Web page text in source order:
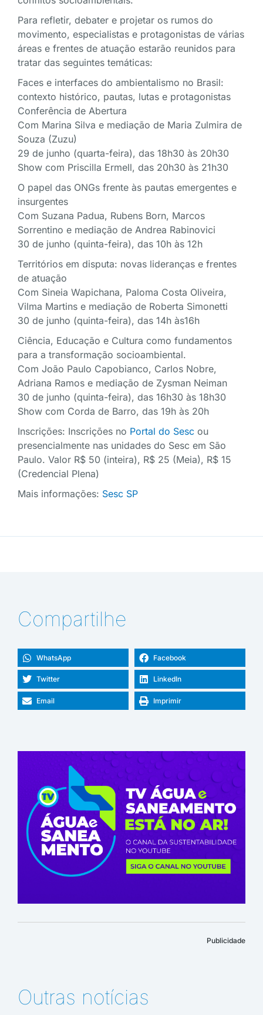
Para refletir, debater e projetar os rumos do
movimento, especialistas e protagonistas de várias
áreas e frentes de atuação estarão reunidos para
tratar das seguintes temáticas:
Faces e interfaces do ambientalismo no Brasil:
contexto histórico, pautas, lutas e protagonistas
Conferência de Abertura
Com Marina Silva e mediação de Maria Zulmira de
Souza (Zuzu)
29 de junho (quarta-feira), das 18h30 às 20h30
Show com Priscilla Ermell, das 20h30 às 21h30
O papel das ONGs frente às pautas emergentes e
insurgentes
Com Suzana Padua, Rubens Born, Marcos
Sorrentino e mediação de Andrea Rabinovici
30 de junho (quinta-feira), das 10h às 12h
Territórios em disputa: novas lideranças e frentes
de atuação
Com Sineia Wapichana, Paloma Costa Oliveira,
Vilma Martins e mediação de Roberta Simonetti
30 de junho (quinta-feira), das 14h às16h
Ciência, Educação e Cultura como fundamentos
para a transformação socioambiental.
Com João Paulo Capobianco, Carlos Nobre,
Adriana Ramos e mediação de Zysman Neiman
30 de junho (quinta-feira), das 16h30 às 18h30
Show com Corda de Barro, das 19h às 20h
Inscrições: Inscrições no Portal do Sesc ou
presencialmente nas unidades do Sesc em São
Paulo. Valor R$ 50 (inteira), R$ 25 (Meia), R$ 15
(Credencial Plena)
Mais informações: Sesc SP
Compartilhe
WhatsApp Facebook
Twitter LinkedIn
Email Imprimir
Publicidade
Outras notícias